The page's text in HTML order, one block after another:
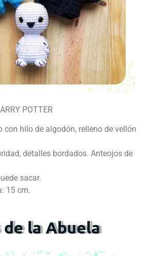
POTTER
con hilo de algodón, relleno de vellón
detalles bordados. Anteojos de
sacar.
15 cm.
de la Abuela